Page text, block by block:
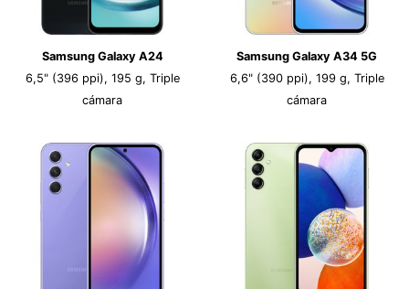
Samsung Galaxy A24
6,5" (396 ppi), 195 g, Triple
cámara
Samsung Galaxy A34 5G
6,6" (390 ppi), 199 g, Triple
cámara